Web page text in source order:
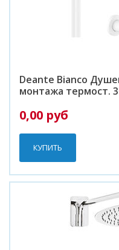
Deante Bianco
монтажа термост.
0,00 руб
КУПИТЬ